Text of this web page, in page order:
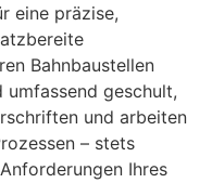
eine präzise,
Bahnbaustellen
umfassend geschult,
und arbeiten
– stets
Ihres